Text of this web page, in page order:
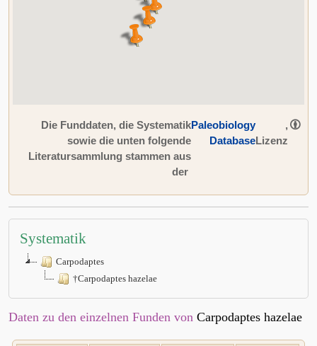
Die Funddaten, die Systematik
sowie die unten folgende
Literatursammlung stammen aus
der
Paleobiology
Database
,
Lizenz
Systematik
Carpodaptes
†Carpodaptes hazelae
Daten zu den einzelnen Funden von Carpodaptes hazelae